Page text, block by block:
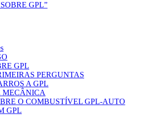
GPL”
GPL
PERGUNTAS
A GPL
MECÂNICA
O COMBUSTÍVEL GPL-AUTO
GPL